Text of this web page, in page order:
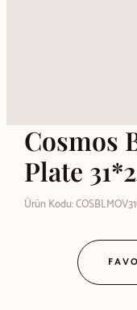
Cosmos
Plate
Ürün Kodu: